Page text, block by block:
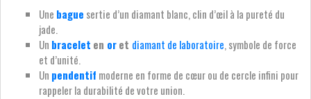
Une bague sertie d’un diamant blanc, clin d’œil à la pureté du
jade.
Un bracelet en oret diamant de laboratoire, symbole de force
et d’unité.
Un pendentif moderne en forme de cœur ou de cercle infini pour
rappeler la durabilité de votre union.